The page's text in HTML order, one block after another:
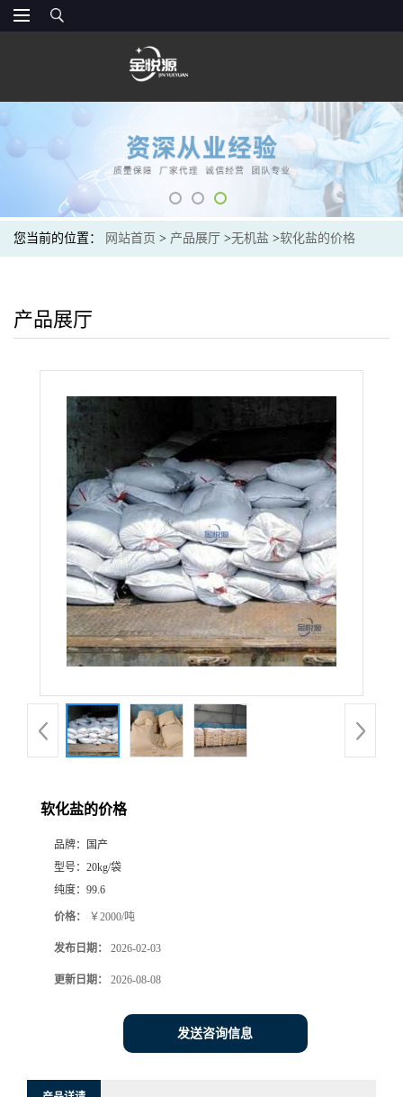
您当前的位置： 网站首页 > 产品展厅 >无机盐 >软化盐的价格
产品展厅
软化盐的价格
品牌：
国产
型号： 20kg/袋
纯度： 99.6
价格： ￥2000/吨
发布日期： 2026-02-03
更新日期： 2026-08-08
发送咨询信息